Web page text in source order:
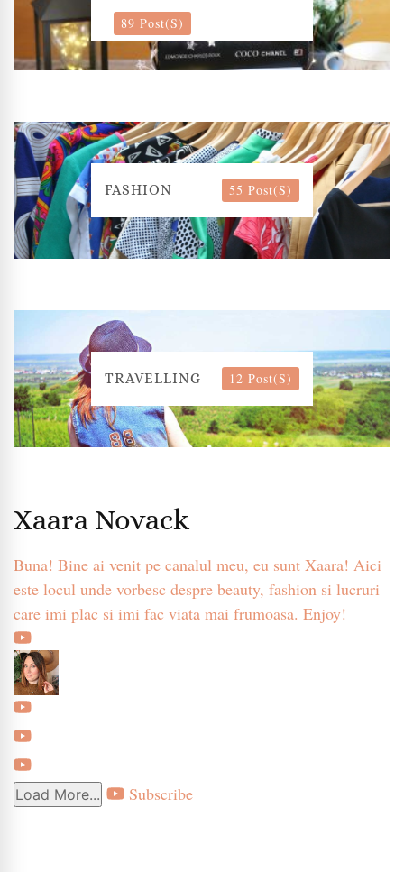
89 Post(s)
FASHION 55 Post(s)
TRAVELLING 12 Post(s)
Xaara Novack
Buna! Bine ai venit pe canalul meu, eu sunt Xaara! Aici
este locul unde vorbesc despre beauty, fashion si lucruri
care imi plac si imi fac viata mai frumoasa. Enjoy!
Load More... Subscribe